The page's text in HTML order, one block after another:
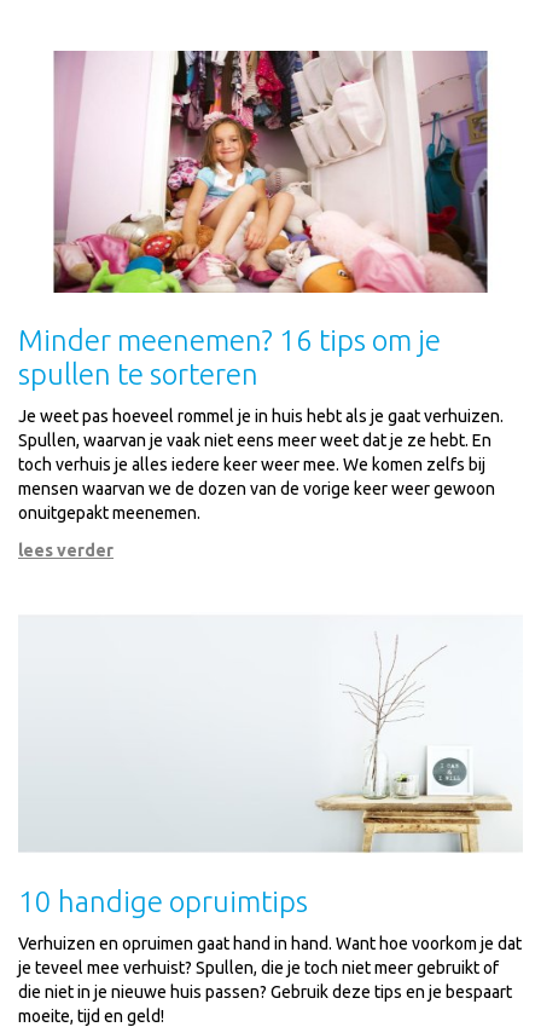
Minder meenemen? 16 tips om je
spullen te sorteren
Je weet pas hoeveel rommel je in huis hebt als je gaat verhuizen.
Spullen, waarvan je vaak niet eens meer weet dat je ze hebt. En
toch verhuis je alles iedere keer weer mee. We komen zelfs bij
mensen waarvan we de dozen van de vorige keer weer gewoon
onuitgepakt meenemen.
lees verder
10 handige opruimtips
Verhuizen en opruimen gaat hand in hand. Want hoe voorkom je dat
je teveel mee verhuist? Spullen, die je toch niet meer gebruikt of
die niet in je nieuwe huis passen? Gebruik deze tips en je bespaart
moeite, tijd en geld!